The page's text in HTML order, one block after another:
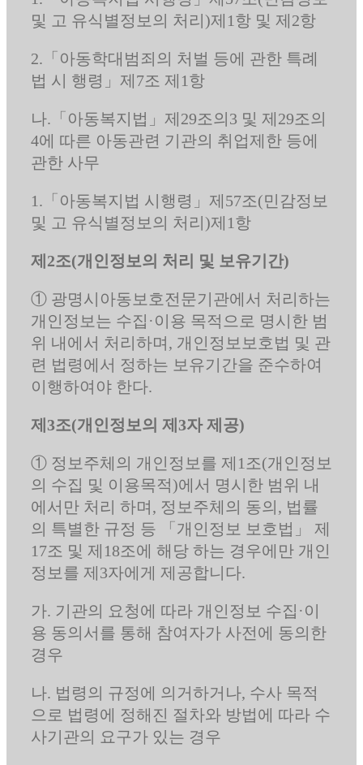
및 고 유식별정보의 처리)제1항 및 제2항
2.「아동학대범죄의 처벌 등에 관한 특례
법 시 행령」제7조 제1항
나.「아동복지법」제29조의3 및 제29조의
4에 따른 아동관련 기관의 취업제한 등에
관한 사무
1.「아동복지법 시행령」제57조(민감정보
및 고 유식별정보의 처리)제1항
제2조(개인정보의 처리 및 보유기간)
① 광명시아동보호전문기관에서 처리하는
개인정보는 수집·이용 목적으로 명시한 범
위 내에서 처리하며, 개인정보보호법 및 관
련 법령에서 정하는 보유기간을 준수하여
이행하여야 한다.
제3조(개인정보의 제3자 제공)
① 정보주체의 개인정보를 제1조(개인정보
의 수집 및 이용목적)에서 명시한 범위 내
에서만 처리 하며, 정보주체의 동의, 법률
의 특별한 규정 등 「개인정보 보호법」 제
17조 및 제18조에 해당 하는 경우에만 개인
정보를 제3자에게 제공합니다.
가. 기관의 요청에 따라 개인정보 수집·이
용 동의서를 통해 참여자가 사전에 동의한
경우
나. 법령의 규정에 의거하거나, 수사 목적
으로 법령에 정해진 절차와 방법에 따라 수
사기관의 요구가 있는 경우